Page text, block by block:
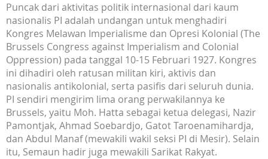
Puncak dari aktivitas politik internasional dari kaum
nasionalis PI adalah undangan untuk menghadiri
Kongres Melawan Imperialisme dan Opresi Kolonial (The
Brussels Congress against Imperialism and Colonial
Oppression) pada tanggal 10-15 Februari 1927. Kongres
ini dihadiri oleh ratusan militan kiri, aktivis dan
nasionalis antikolonial, serta pasifis dari seluruh dunia.
PI sendiri mengirim lima orang perwakilannya ke
Brussels, yaitu Moh. Hatta sebagai ketua delegasi, Nazir
Pamontjak, Ahmad Soebardjo, Gatot Taroenamihardja,
dan Abdul Manaf (mewakili wakil seksi PI di Mesir). Selain
itu, Semaun hadir juga mewakili Sarikat Rakyat.